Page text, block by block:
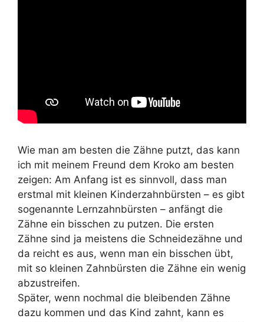
Wie man am besten die Zähne putzt, das kann
ich mit meinem Freund dem Kroko am besten
zeigen: Am Anfang ist es sinnvoll, dass man
erstmal mit kleinen Kinderzahnbürsten – es gibt
sogenannte Lernzahnbürsten – anfängt die
Zähne ein bisschen zu putzen. Die ersten
Zähne sind ja meistens die Schneidezähne und
da reicht es aus, wenn man ein bisschen übt,
mit so kleinen Zahnbürsten die Zähne ein wenig
abzustreifen.
Später, wenn nochmal die bleibenden Zähne
dazu kommen und das Kind zahnt, kann es